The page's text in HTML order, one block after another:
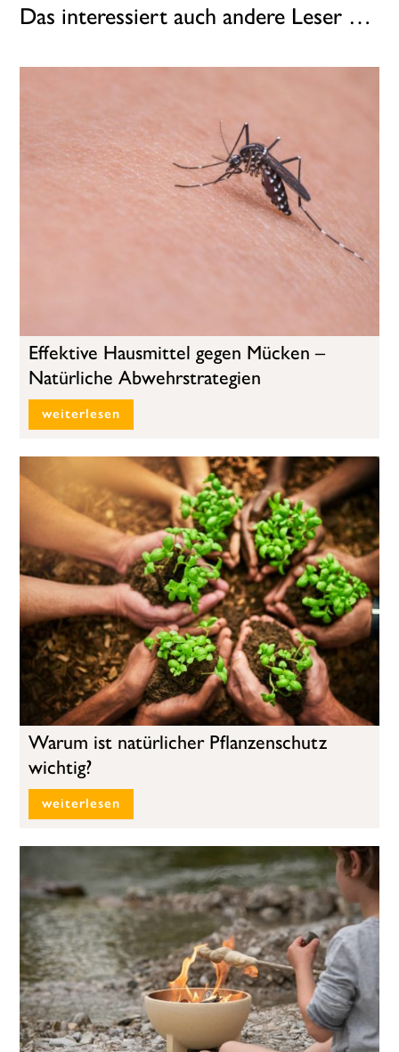
Das interessiert auch andere Leser …
Effektive Hausmittel gegen Mücken –
Natürliche Abwehrstrategien
weiterlesen
Warum ist natürlicher Pflanzenschutz
wichtig?
weiterlesen